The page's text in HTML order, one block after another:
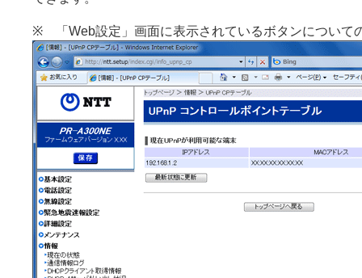
※ 「Web設定」画面に表示されているボタンについて